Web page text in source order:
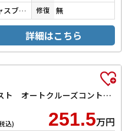
プレシャスブラックパール 修復 無
詳細はこちら
アスリートS－T ETC レーンアシスト オートクルーズコントロール 衝突被害軽減システム バックカメラ ナビ TV アルミホイール オートマチックハイビーム LEDヘッドランプ AT スマートキー
込) 251.5万円